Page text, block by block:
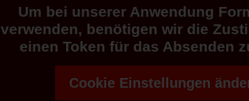
Um bei unserer Anwendung
verwenden, benötigen wir die
einen Token für das Absenden
Cookie Einstellungen